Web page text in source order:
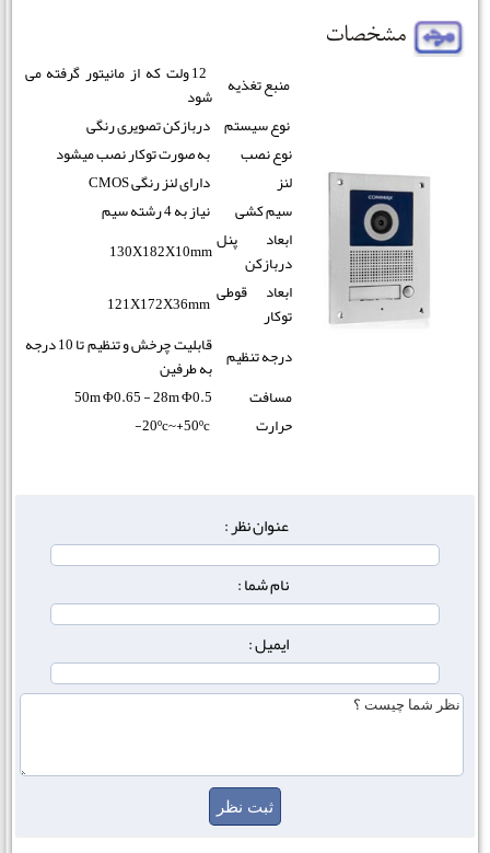
منبع تغذیه
12 ولت که از مانیتور گرفته می
شود
نوع سیستم دربازکن تصویری رنگی
نوع نصب
به صورت توکار نصب میشود
لنز
دارای لنز رنگی CMOS
سیم کشی
نیاز به 4 رشته سیم
ابعاد پنل
دربازکن
130X182X10mm
ابعاد قوطی
توکار
121X172X36mm
درجه تنظیم
قابلیت چرخش و تنظیم تا 10 درجه
به طرفین
مسافت
50m Φ0.65 - 28m Φ0.5
حرارت
20ºc~+50ºc-
عنوان نظر :
نام شما :
ایمیل :